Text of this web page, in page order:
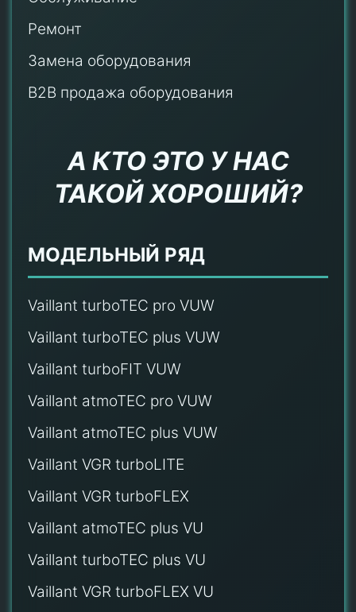
Ремонт
Замена оборудования
B2B продажа оборудования
А КТО ЭТО У НАС
ТАКОЙ ХОРОШИЙ?
МОДЕЛЬНЫЙ РЯД
Vaillant turboTEC pro VUW
Vaillant turboTEC plus VUW
Vaillant turboFIT VUW
Vaillant atmoTEC pro VUW
Vaillant atmoTEC plus VUW
Vaillant VGR turboLITE
Vaillant VGR turboFLEX
Vaillant atmoTEC plus VU
Vaillant turboTEC plus VU
Vaillant VGR turboFLEX VU